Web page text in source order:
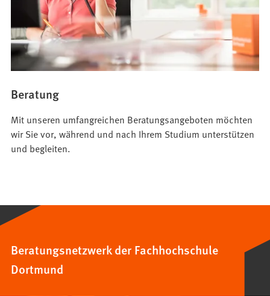
Beratung
Mit unseren umfangreichen Beratungsangeboten möchten
wir Sie vor, während und nach Ihrem Studium unterstützen
und begleiten.
Beratungsnetzwerk der Fachhochschule
Dortmund